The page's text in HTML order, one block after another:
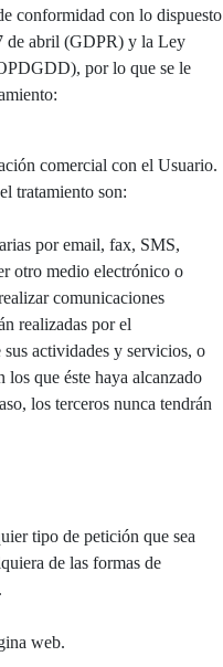
conformidad con lo dispuesto
de abril (GDPR) y la Ley
por lo que se le
comercial con el Usuario.
tratamiento son:
por email, fax, SMS,
otro medio electrónico o
comunicaciones
realizadas por el
actividades y servicios, o
los que éste haya alcanzado
los terceros nunca tendrán
tipo de petición que sea
de las formas de
web.